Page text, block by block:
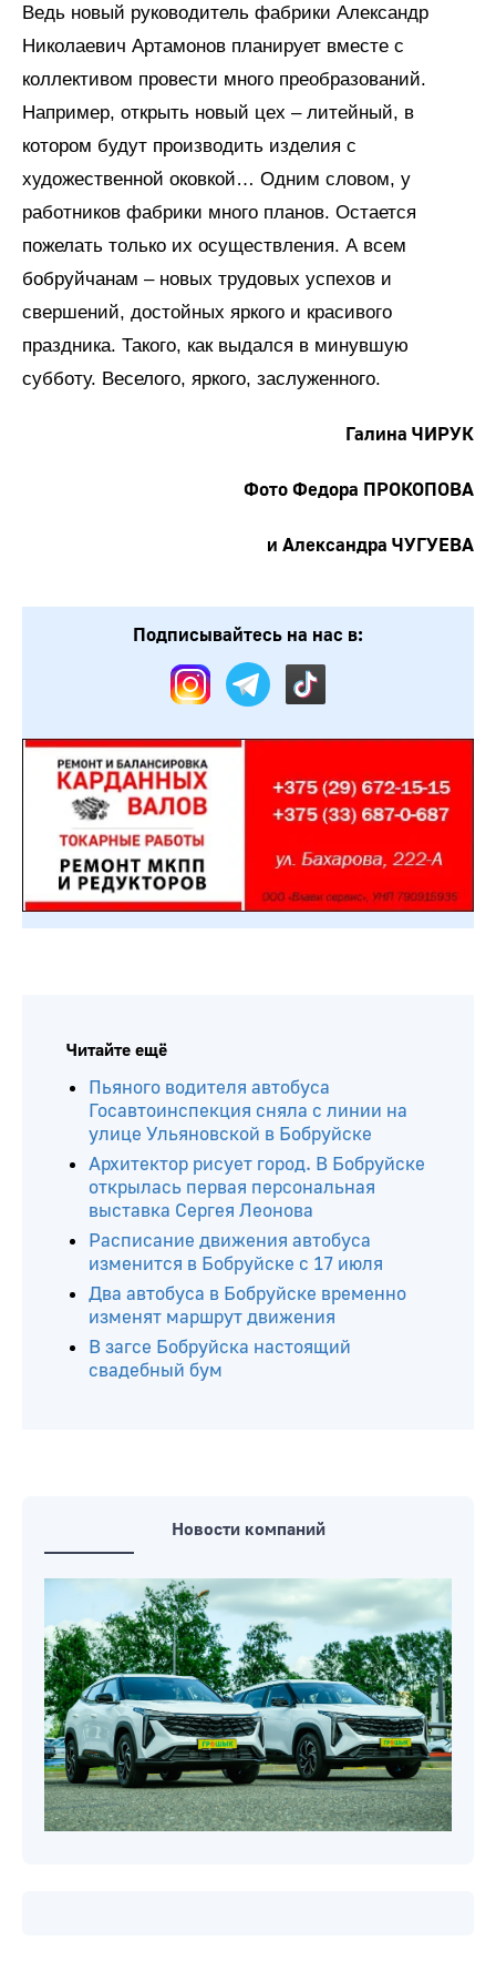
Ведь новый руководитель фабрики Александр
Николаевич Артамонов планирует вместе с
коллективом провести много преобразований.
Например, открыть новый цех – литейный, в
котором будут производить изделия с
художественной оковкой… Одним словом, у
работников фабрики много планов. Остается
пожелать только их осуществления. А всем
бобруйчанам – новых трудовых успехов и
свершений, достойных яркого и красивого
праздника. Такого, как выдался в минувшую
субботу. Веселого, яркого, заслуженного.
Галина ЧИРУК
Фото Федора ПРОКОПОВА
и Александра ЧУГУЕВА
Подписывайтесь на нас в:
Читайте ещё
Пьяного водителя автобуса
Госавтоинспекция сняла с линии на
улице Ульяновской в Бобруйске
Архитектор рисует город. В Бобруйске
открылась первая персональная
выставка Сергея Леонова
Расписание движения автобуса
изменится в Бобруйске с 17 июля
Два автобуса в Бобруйске временно
изменят маршрут движения
В загсе Бобруйска настоящий
свадебный бум
Новости компаний